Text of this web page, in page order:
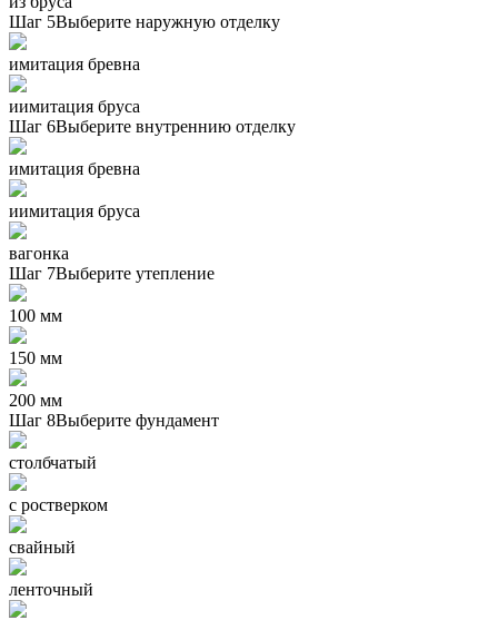
Шаг 5Выберите наружную отделку
имитация бревна
иимитация бруса
Шаг 6Выберите внутреннию отделку
имитация бревна
иимитация бруса
вагонка
Шаг 7Выберите утепление
100 мм
150 мм
200 мм
Шаг 8Выберите фундамент
столбчатый
с ростверком
свайный
ленточный